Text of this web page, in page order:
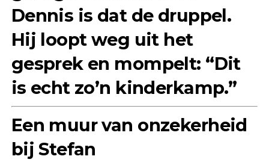
Dennis is dat de druppel.
Hij loopt weg uit het
gesprek en mompelt: “Dit
is echt zo’n kinderkamp.”
Een muur van onzekerheid
bij Stefan